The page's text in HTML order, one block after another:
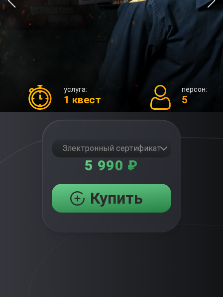
услуга:
1 квест
персон:
5
Электронный сертификат
5 990 ₽
Купить